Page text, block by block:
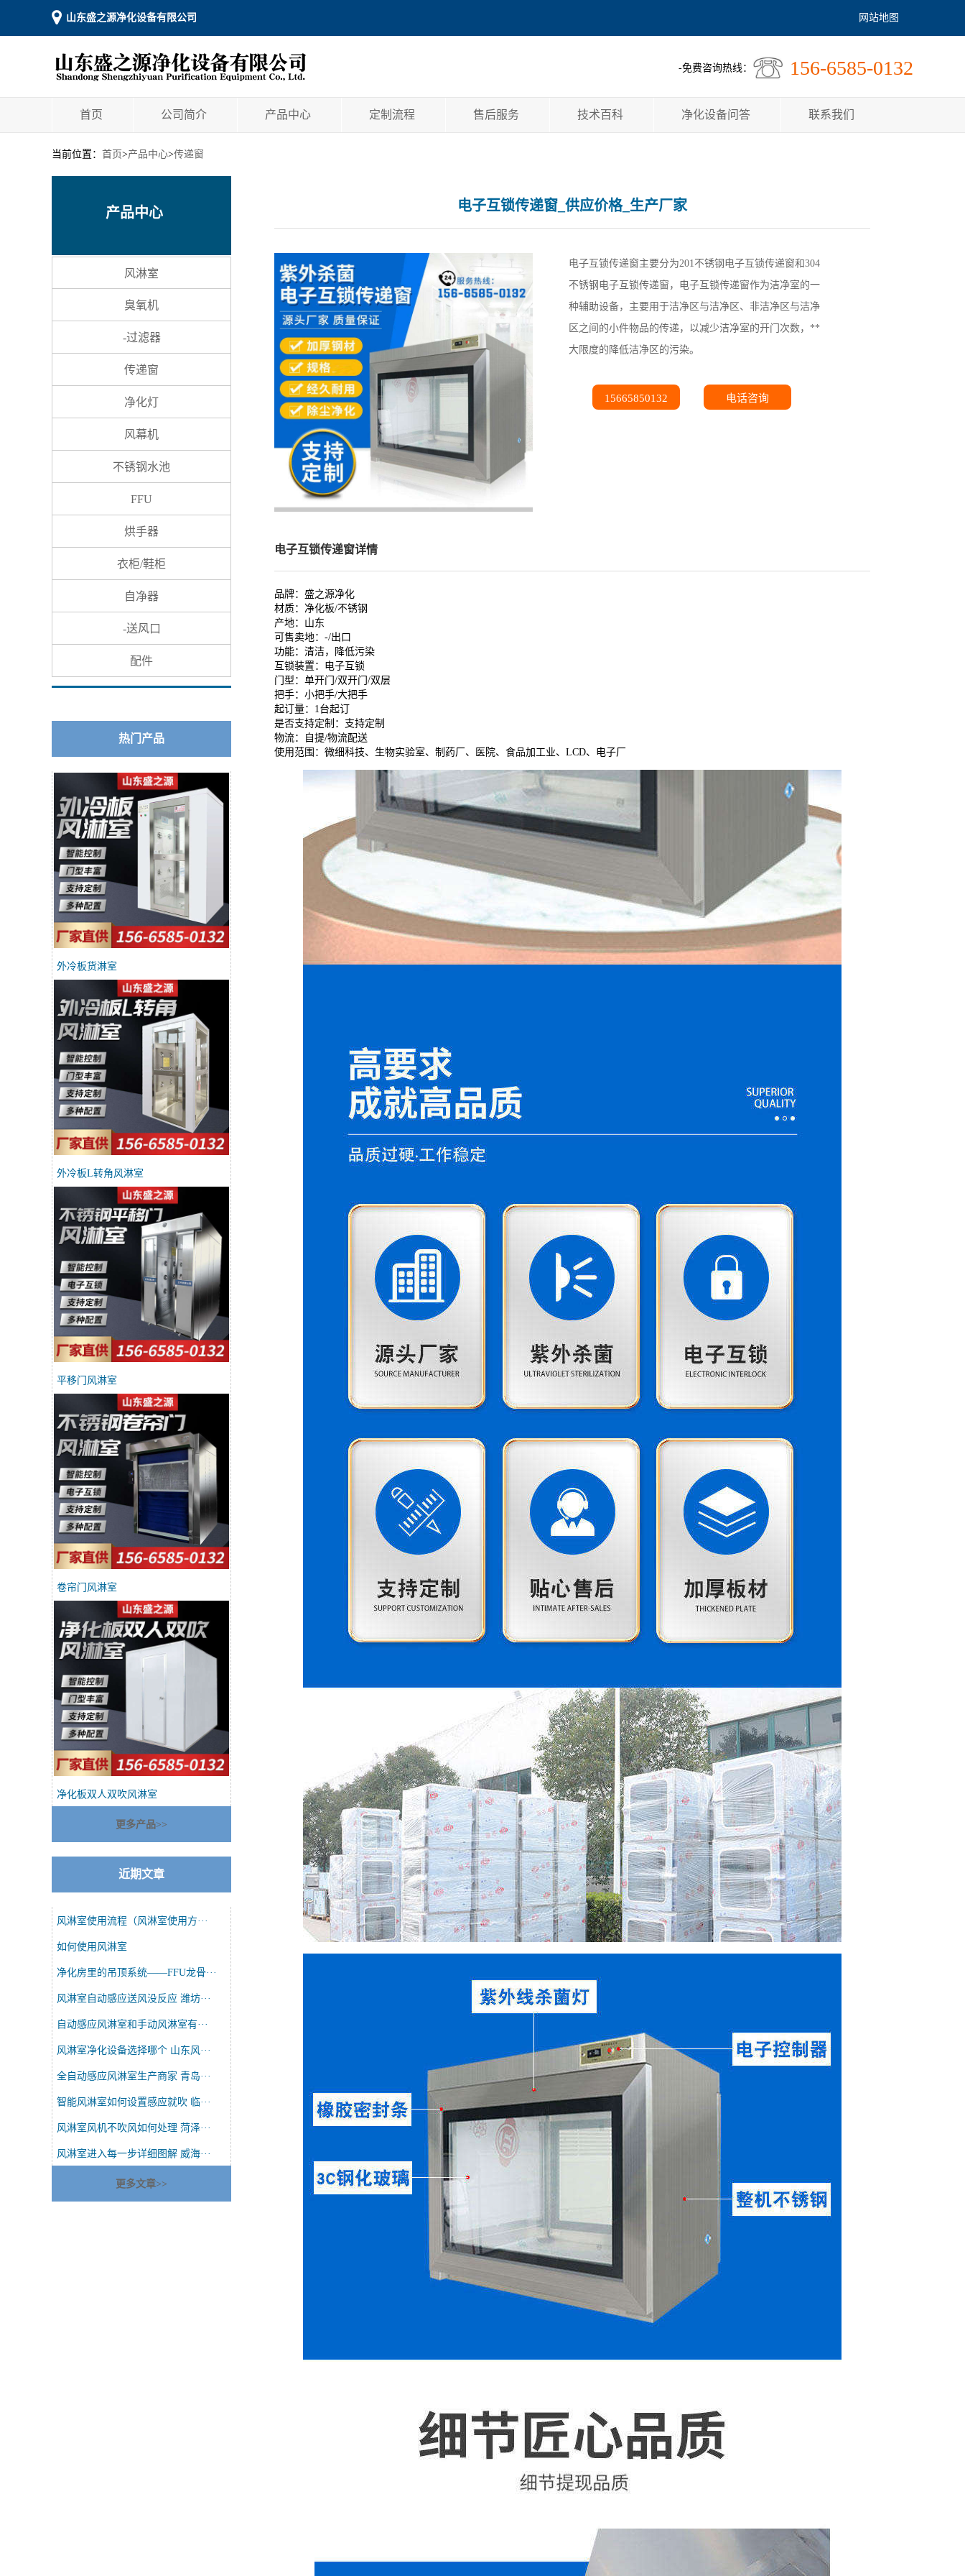
山东盛之源净化设备有限公司 网站地图
-免费咨询热线： 156-6585-0132
首页 公司简介 产品中心 定制流程 售后服务 技术百科 净化设备问答 联系我们
当前位置： 首页>产品中心>传递窗
产品中心
风淋室
臭氧机
-过滤器
传递窗
净化灯
风幕机
不锈钢水池
FFU
烘手器
衣柜/鞋柜
自净器
-送风口
配件
热门产品
外冷板货淋室
外冷板L转角风淋室
平移门风淋室
卷帘门风淋室
净化板双人双吹风淋室
更多产品>>
近期文章
风淋室使用流程（风淋室使用方···
如何使用风淋室
净化房里的吊顶系统——FFU龙骨···
风淋室自动感应送风没反应 潍坊···
自动感应风淋室和手动风淋室有···
风淋室净化设备选择哪个 山东风···
全自动感应风淋室生产商家 青岛···
智能风淋室如何设置感应就吹 临···
风淋室风机不吹风如何处理 菏泽···
风淋室进入每一步详细图解 威海···
更多文章>>
电子互锁传递窗_供应价格_生产厂家
电子互锁传递窗主要分为201不锈钢电子互锁传递窗和304
不锈钢电子互锁传递窗，电子互锁传递窗作为洁净室的一
种辅助设备，主要用于洁净区与洁净区、非洁净区与洁净
区之间的小件物品的传递，以减少洁净室的开门次数，**
大限度的降低洁净区的污染。
15665850132 电话咨询
电子互锁传递窗详情
品牌： 盛之源净化
材质： 净化板/不锈钢
产地： 山东
可售卖地： -/出口
功能： 清洁，降低污染
互锁装置： 电子互锁
门型： 单开门/双开门/双层
把手： 小把手/大把手
起订量： 1台起订
是否支持定制： 支持定制
物流：
自提/物流配送
使用范围： 微细科技、生物实验室、制药厂、医院、食品加工业、LCD、电子厂